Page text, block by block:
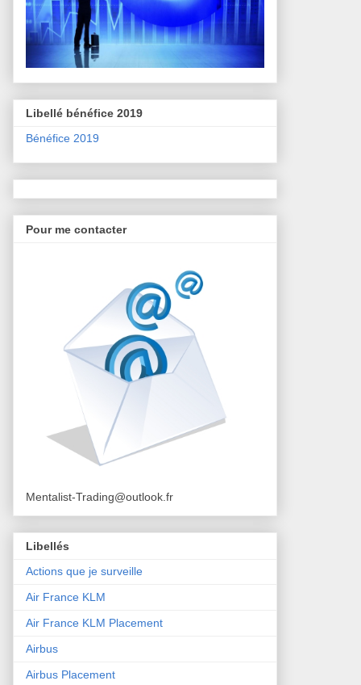
Libellé bénéfice 2019
Bénéfice 2019
Pour me contacter
Mentalist-Trading@outlook.fr
Libellés
Actions que je surveille
Air France KLM
Air France KLM Placement
Airbus
Airbus Placement